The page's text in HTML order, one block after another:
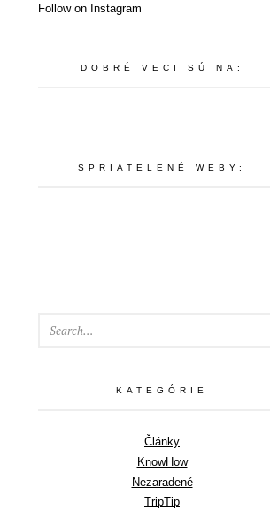
Follow on Instagram
DOBRÉ VECI SÚ NA:
SPRIATELENÉ WEBY:
KATEGÓRIE
Články
KnowHow
Nezaradené
TripTip